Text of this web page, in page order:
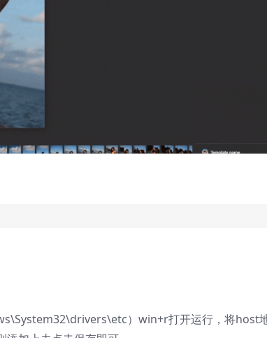
）win+r打开运行，将host